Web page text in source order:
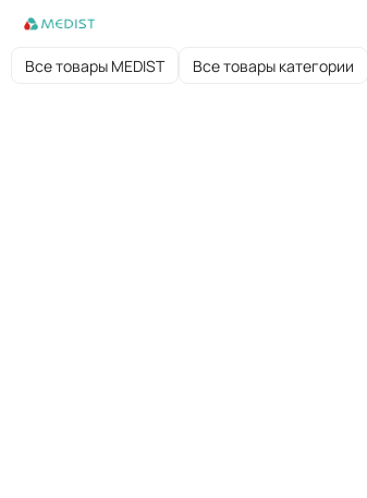
Все товары MEDIST Все товары категории